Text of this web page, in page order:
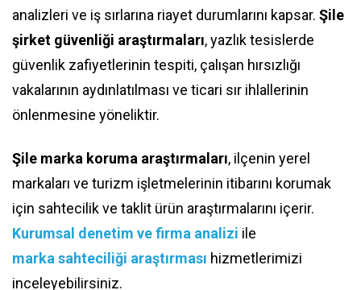
analizleri ve iş sırlarına riayet durumlarını kapsar. Şile
şirket güvenliği araştırmaları, yazlık tesislerde
güvenlik zafiyetlerinin tespiti, çalışan hırsızlığı
vakalarının aydınlatılması ve ticari sır ihlallerinin
önlenmesine yöneliktir.
Şile marka koruma araştırmaları, ilçenin yerel
markaları ve turizm işletmelerinin itibarını korumak
için sahtecilik ve taklit ürün araştırmalarını içerir.
Kurumsal denetim ve firma analizi ile
marka sahteciliği araştırması hizmetlerimizi
inceleyebilirsiniz.